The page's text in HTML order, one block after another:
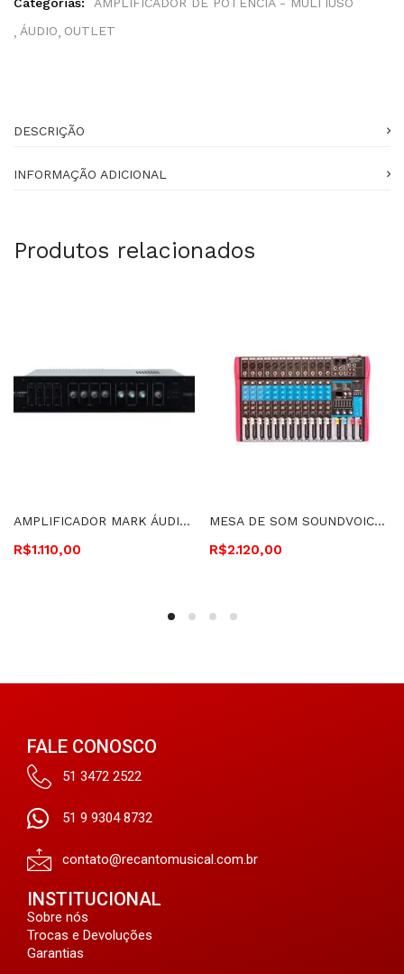
ÁUDIO OUTLET
DESCRIÇÃO
INFORMAÇÃO ADICIONAL
Produtos relacionados
AMPLIFICADOR MARK ÁUDIO MULTIUSO 250 WATTS EM RMS 4 OHMS – PM 4.800
R$1.110,00
MESA DE SOM SOUNDVOICE 16 CANAIS EQ E EFEITO – MS-162 PLUS 2494
R$2.120,00
FALE CONOSCO
51 3472 2522
51 9 9304 8732
contato@recantomusical.com.br
INSTITUCIONAL
Sobre nós
Trocas e Devoluções
Garantias